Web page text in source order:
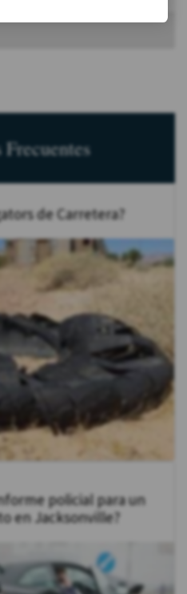
Frecuentes
de Carretera?
policial para un
en Jacksonville?